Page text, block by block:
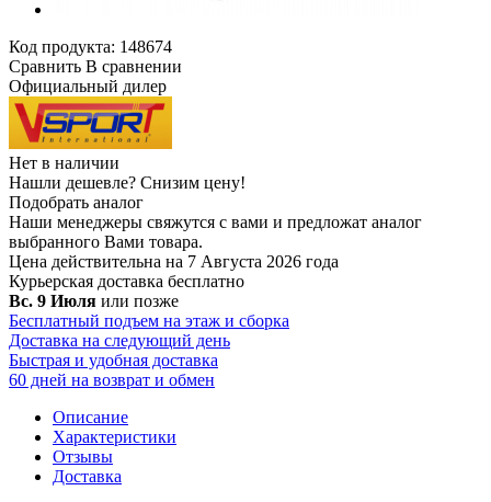
Код продукта: 148674
Сравнить В сравнении
Официальный дилер
Нет в наличии
Нашли дешевле? Снизим цену!
Подобрать аналог
Наши менеджеры свяжутся с вами и предложат аналог
выбранного Вами товара.
Цена действительна на 7 Августа 2026 года
Курьерская доставка бесплатно
Вс. 9 Июля или позже
Бесплатный подъем на этаж и сборка
Доставка на следующий день
Быстрая и удобная доставка
60 дней на возврат и обмен
Описание
Характеристики
Отзывы
Доставка